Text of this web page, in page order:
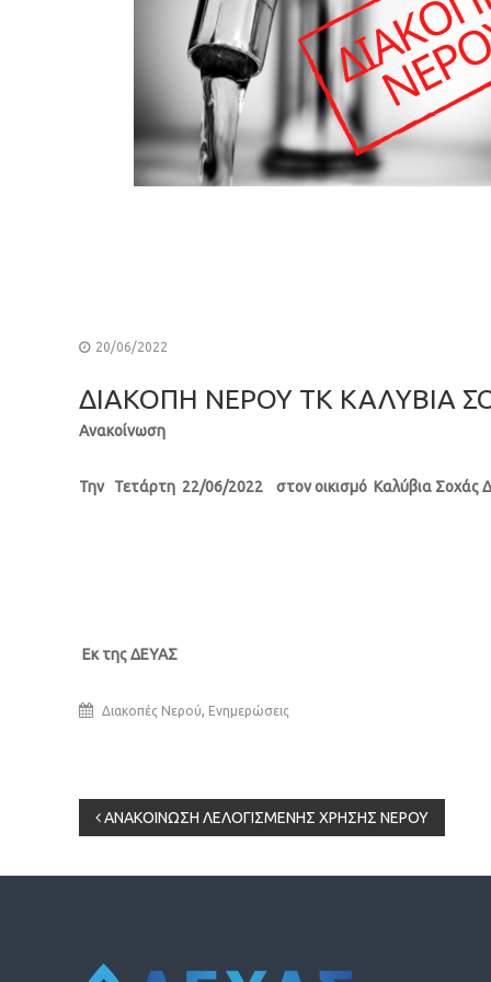
20/06/2022
ΔΙΑΚΟΠΗ ΝΕΡΟΥ ΤΚ ΚΑΛΥΒΙΑ
Ανακοίνωση
Την Τετάρτη 22/06/2022 στον οικισμό Καλύβια Σοχάς
Εκ της ΔΕΥΑΣ
Διακοπές Νερού, Ενημερώσεις
Πλοήγηση
άρθρων
ΑΝΑΚΟΙΝΩΣΗ ΛΕΛΟΓΙΣΜΕΝΗΣ ΧΡΗΣΗΣ ΝΕΡΟΥ